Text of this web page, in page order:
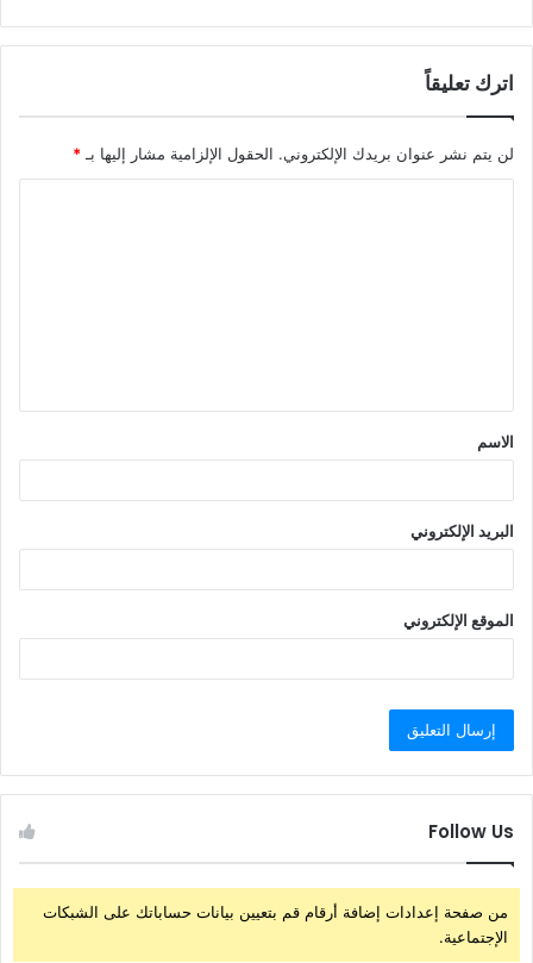
اترك تعليقاً
لن يتم نشر عنوان بريدك الإلكتروني. الحقول الإلزامية مشار إليها بـ *
ق
*
الاسم
البريد الإلكتروني
الموقع الإلكتروني
Follow Us
من صفحة إعدادات إضافة أرقام قم بتعيين بيانات حساباتك على الشبكات
الإجتماعية.